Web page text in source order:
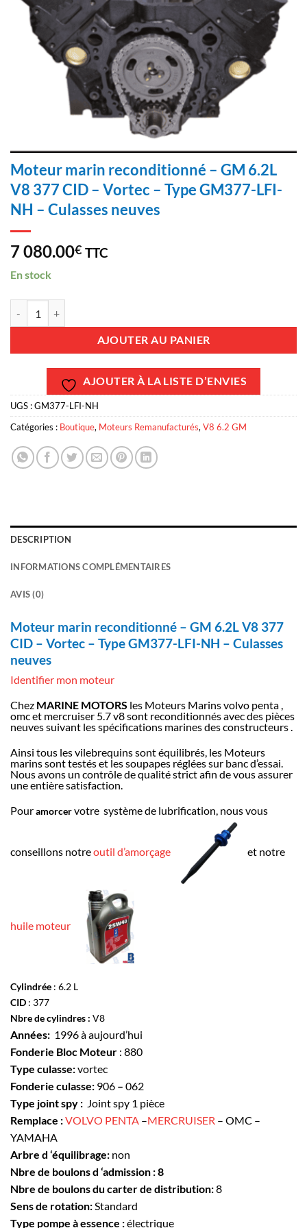
Moteur marin reconditionné – GM 6.2L
V8 377 CID – Vortec – Type GM377-LFI-
NH – Culasses neuves
7 080.00€ TTC
En stock
AJOUTER AU PANIER
AJOUTER À LA LISTE D’ENVIES
UGS :GM377-LFI-NH
Catégories : Boutique, Moteurs Remanufacturés, V8 6.2 GM
DESCRIPTION
INFORMATIONS COMPLÉMENTAIRES
AVIS (0)
Moteur marin reconditionné – GM 6.2L V8 377
CID – Vortec – Type GM377-LFI-NH – Culasses
neuves
Identifier mon moteur
Chez MARINE MOTORS les Moteurs Marins volvo penta ,
omc et mercruiser 5.7 v8 sont reconditionnés avec des pièces
neuves suivant les spécifications marines des constructeurs .
Ainsi tous les vilebrequins sont équilibrés, les Moteurs
marins sont testés et les soupapes réglées sur banc d’essai.
Nous avons un contrôle de qualité strict afin de vous assurer
une entière satisfaction.
Pouramorcervotre système de lubrification, nous vous
conseillons notreoutil d’amorçage et notre
huile moteur
Cylindrée : 6.2 L
CID : 377
Nbre de cylindres : V8
Années: 1996 à aujourd’hui
Fonderie Bloc Moteur : 880
Type culasse:vortec
Fonderie culasse: 906 – 062
Type joint spy : Joint spy 1 pièce
Remplace :VOLVO PENTA –MERCRUISER – OMC –
YAMAHA
Arbre d ‘équilibrage: non
Nbre de boulons d ‘admission : 8
Nbre de boulons du carter de distribution:8
Sens de rotation: Standard
Type pompe à essence :électrique